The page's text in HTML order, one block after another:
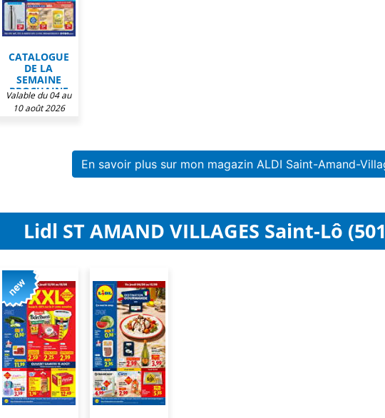
CATALOGUE
DE LA
SEMAINE
PROCHAINE
CHEZ ALDI
Valable du 04 au
10 août 2026
En savoir plus sur mon magazin ALDI Saint-Amand-
Lidl ST AMAND VILLAGES Saint-Lô